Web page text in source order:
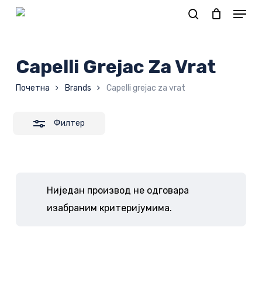
Skip
contentCapelli Grejac Za Vrat
Почетна Brands Capelli grejac za vrat
Филтер
Ниједан производ не одговара
изабраним критеријумима.